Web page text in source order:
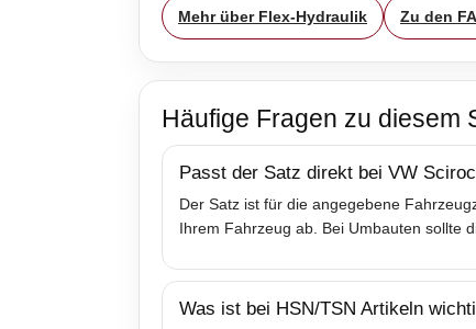
Mehr über Flex-Hydraulik Zu den
Häufige Fragen zu diesem
Passt der Satz direkt bei VW
Der Satz ist für die angegebene
Ihrem Fahrzeug ab. Bei Umbauten sollte
Was ist bei HSN/TSN Artikeln